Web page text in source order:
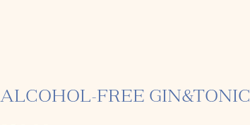
ALCOHOL-FREE GIN&TONIC